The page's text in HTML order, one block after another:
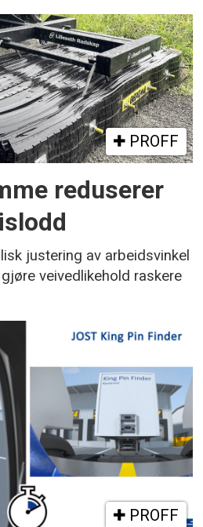
PROFF
reduserer
justering av arbeidsvinkel
veivedlikehold raskere
PROFF